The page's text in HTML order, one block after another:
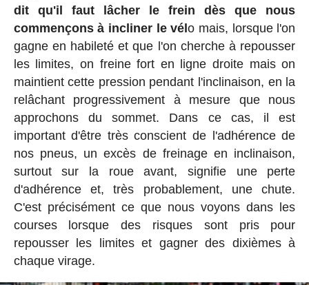
dit qu'il faut lâcher le frein dès que nous
commençons à incliner le vélo mais, lorsque l'on
gagne en habileté et que l'on cherche à repousser
les limites, on freine fort en ligne droite mais on
maintient cette pression pendant l'inclinaison, en la
relâchant progressivement à mesure que nous
approchons du sommet. Dans ce cas, il est
important d'être très conscient de l'adhérence de
nos pneus, un excès de freinage en inclinaison,
surtout sur la roue avant, signifie une perte
d'adhérence et, très probablement, une chute.
C'est précisément ce que nous voyons dans les
courses lorsque des risques sont pris pour
repousser les limites et gagner des dixièmes à
chaque virage.